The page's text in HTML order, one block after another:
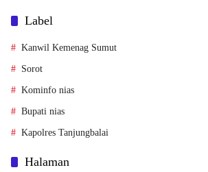
Label
Kanwil Kemenag Sumut
Sorot
Kominfo nias
Bupati nias
Kapolres Tanjungbalai
Halaman